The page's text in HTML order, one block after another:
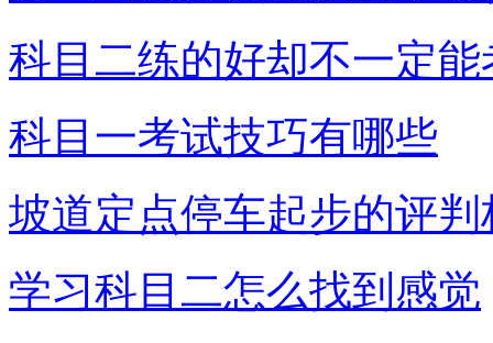
科目二练的好却不一定能
科目一考试技巧有哪些
坡道定点停车起步的评
学习科目二怎么找到感觉